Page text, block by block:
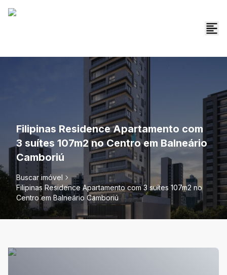
Filipinas Residence Apartamento com
3 suítes 107m2 no Centro em Balneário
Camboriú
Buscar imóvel
Filipinas Residence Apartamento com 3 suítes 107m2 no
Centro em Balneário Camboriú